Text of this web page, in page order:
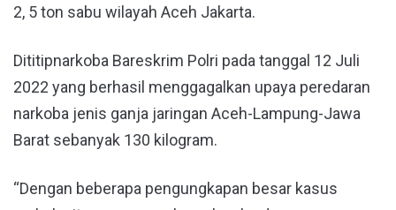
2, 5 ton sabu wilayah Aceh Jakarta.
Dititipnarkoba Bareskrim Polri pada tanggal 12 Juli
2022 yang berhasil menggagalkan upaya peredaran
narkoba jenis ganja jaringan Aceh-Lampung-Jawa
Barat sebanyak 130 kilogram.
“Dengan beberapa pengungkapan besar kasus